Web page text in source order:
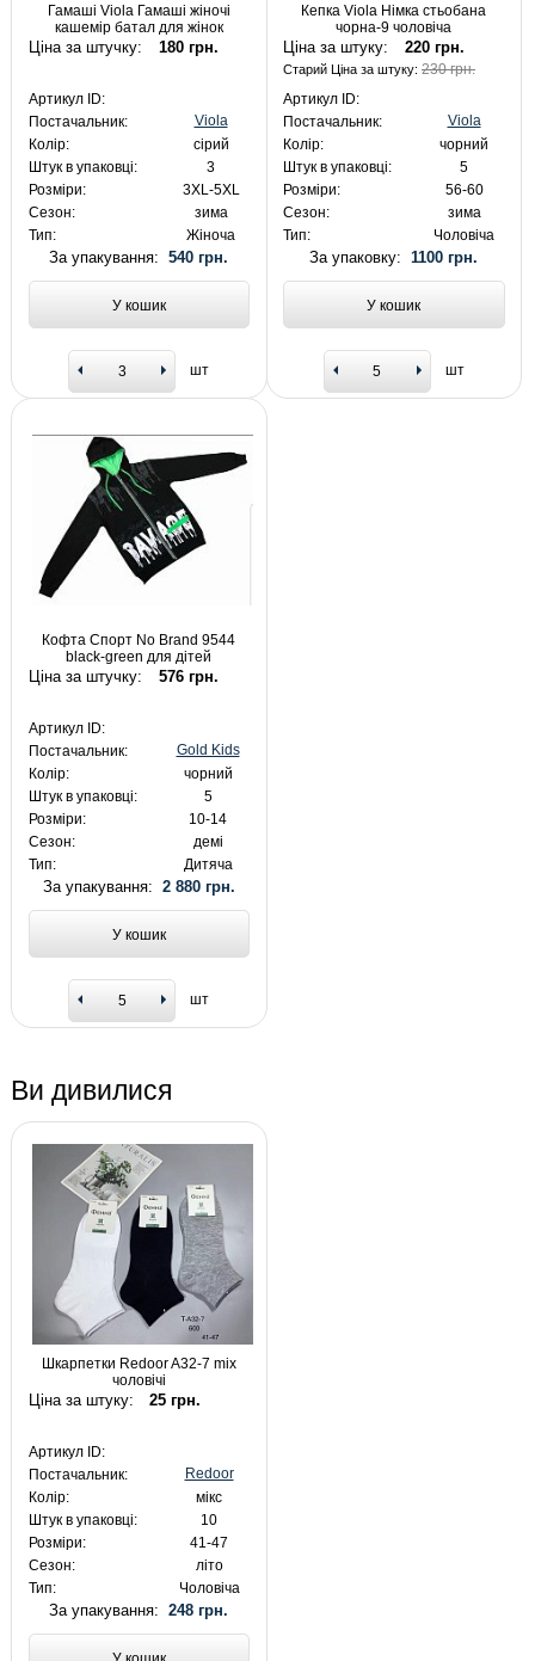
Гамаші Viola Гамаші жіночі
кашемір батал для жінок
Ціна за штучку: 180 грн.
Артикул ID:
Постачальник:
Viola
Колір:
сірий
Штук в упаковці:
3
Розміри:
3XL-5XL
Сезон:
зима
Тип:
Жіноча
За упакування:540 грн.
У кошик
шт
Кепка Viola Німка стьобана
чорна-9 чоловіча
Ціна за штуку: 220 грн.
Старий Ціна за штуку:230 грн.
Артикул ID:
Постачальник:
Viola
Колір:
чорний
Штук в упаковці:
5
Розміри:
56-60
Сезон:
зима
Тип:
Чоловіча
За упаковку:1100 грн.
У кошик
шт
Кофта Спорт No Brand 9544
black-green для дітей
Ціна за штучку: 576 грн.
Артикул ID:
Постачальник:
Gold Kids
Колір:
чорний
Штук в упаковці:
5
Розміри:
10-14
Сезон:
демі
Тип:
Дитяча
За упакування: 2 880 грн.
У кошик
шт
Ви дивилися
Шкарпетки Redoor A32-7 mix
чоловічі
Ціна за штуку: 25 грн.
Артикул ID:
Постачальник:
Redoor
Колір:
мікс
Штук в упаковці:
10
Розміри:
41-47
Сезон:
літо
Тип:
Чоловіча
За упакування:248 грн.